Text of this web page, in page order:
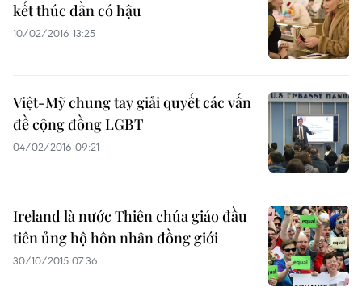
kết thúc dần có hậu
10/02/2016 13:25
Việt-Mỹ chung tay giải quyết các vấn
đề cộng đồng LGBT
04/02/2016 09:21
Ireland là nước Thiên chúa giáo đầu
tiên ủng hộ hôn nhân đồng giới
30/10/2015 07:36